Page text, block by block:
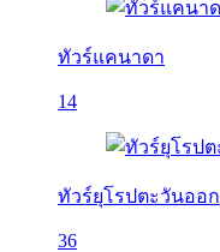
ทัวร์แคนาดา
14
ทัวร์ยุโรปตะวันออก
36